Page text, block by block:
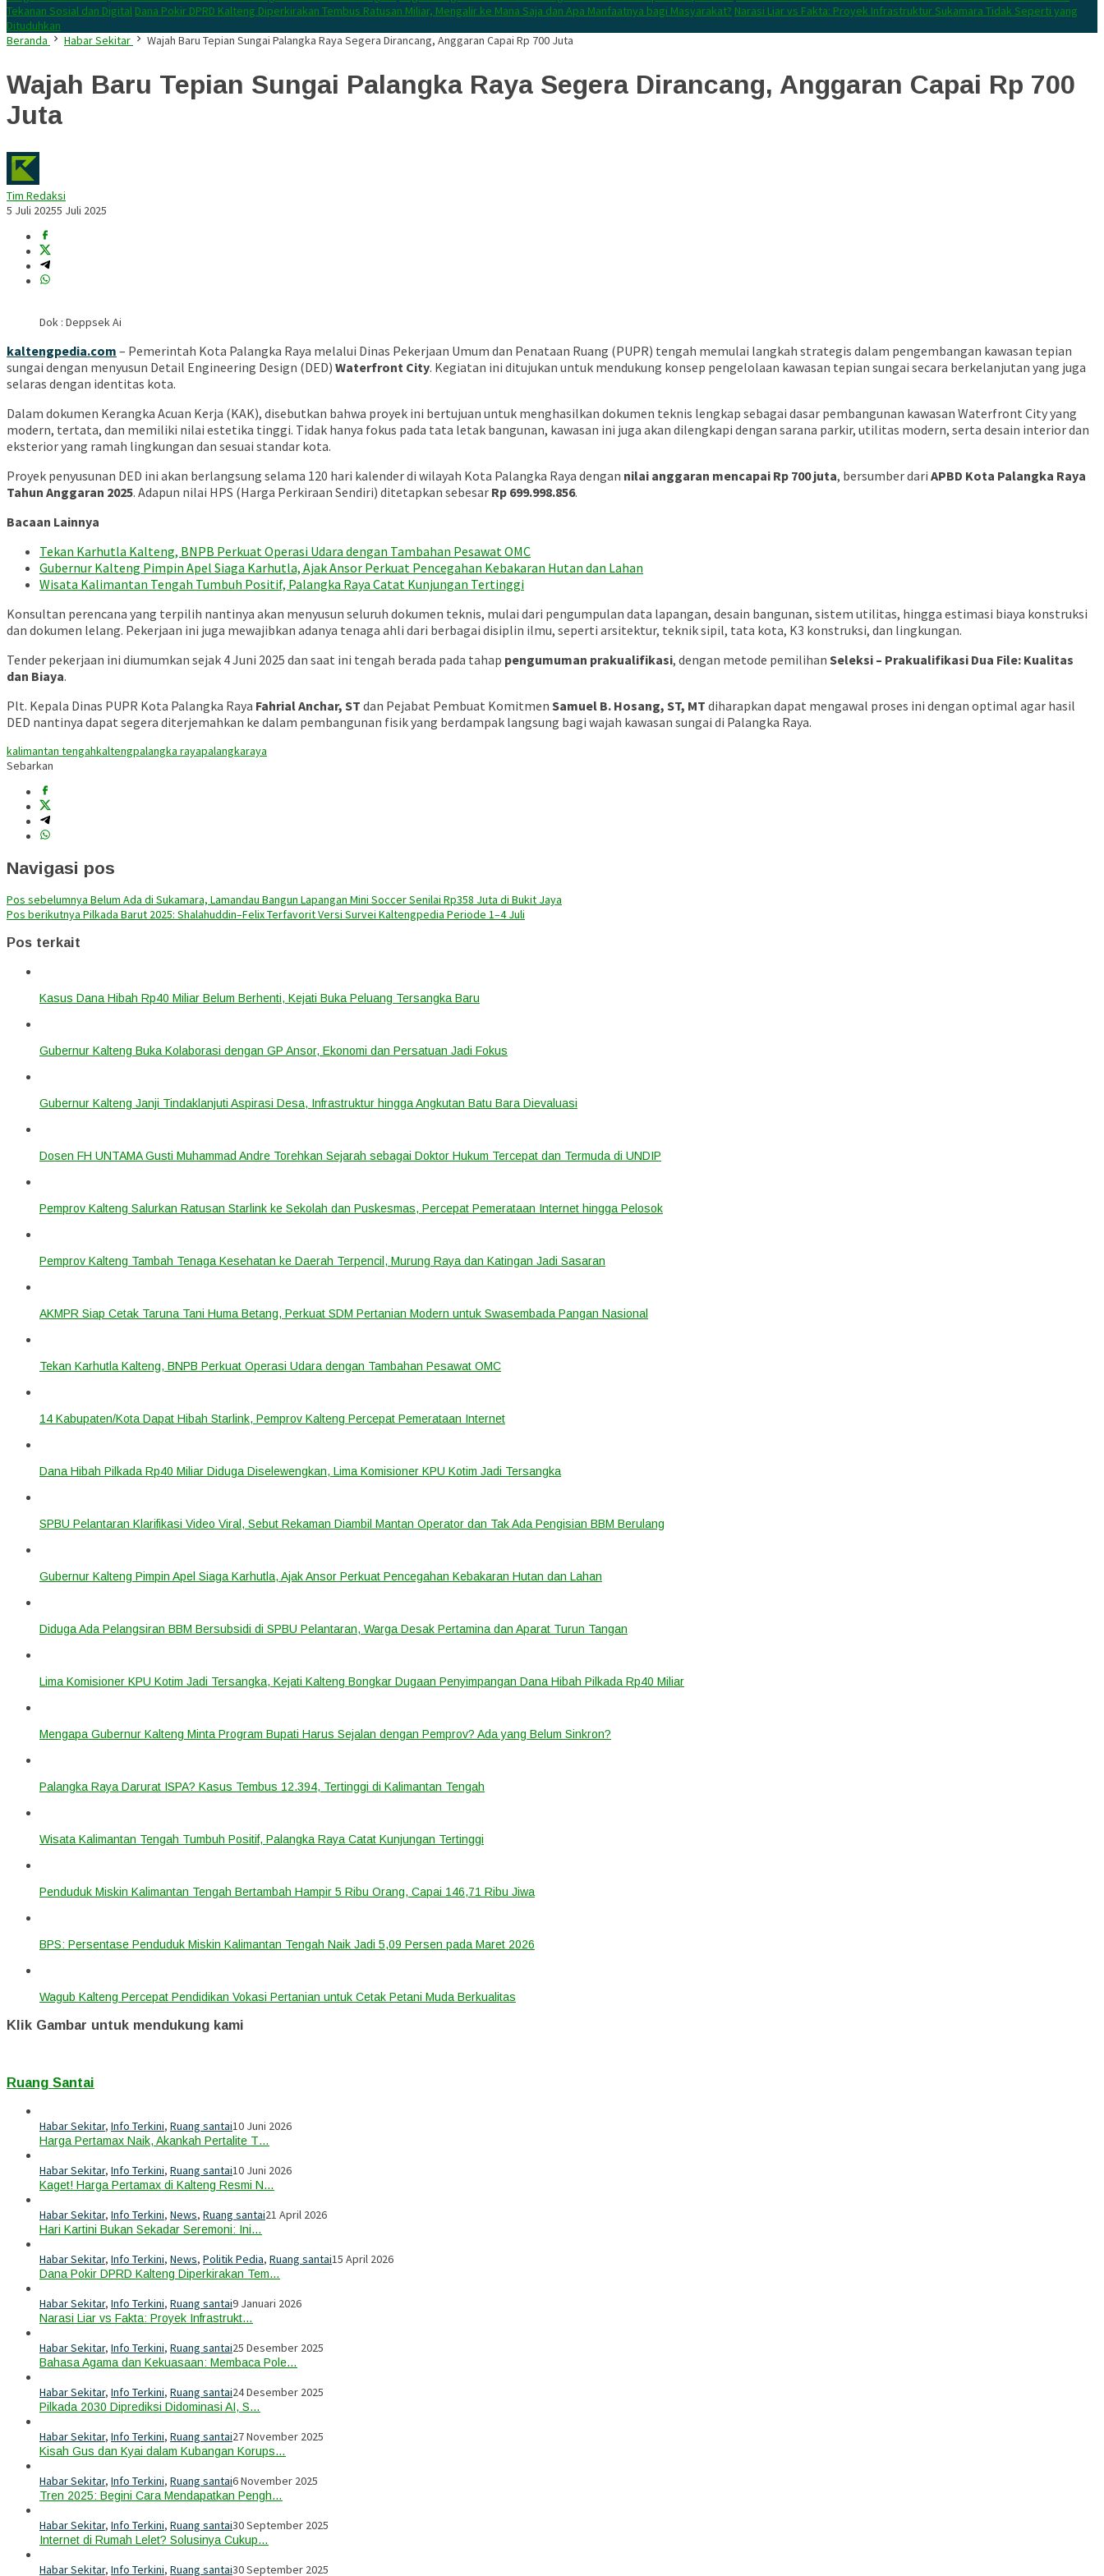
Tekanan Sosial dan Digital Dana Pokir DPRD Kalteng Diperkirakan Tembus Ratusan Miliar, Mengalir ke Mana Saja dan Apa Manfaatnya bagi Masyarakat? Narasi Liar vs Fakta: Proyek Infrastruktur Sukamara Tidak Seperti yang
Dituduhkan
Beranda
Habar Sekitar Wajah Baru Tepian Sungai Palangka Raya Segera Dirancang, Anggaran Capai Rp 700 Juta
Wajah Baru Tepian Sungai Palangka Raya Segera Dirancang, Anggaran Capai Rp 700
Juta
Tim Redaksi
5 Juli 20255 Juli 2025
Dok : Deppsek Ai
kaltengpedia.com – Pemerintah Kota Palangka Raya melalui Dinas Pekerjaan Umum dan Penataan Ruang (PUPR) tengah memulai langkah strategis dalam pengembangan kawasan tepian
sungai dengan menyusun Detail Engineering Design (DED) Waterfront City. Kegiatan ini ditujukan untuk mendukung konsep pengelolaan kawasan tepian sungai secara berkelanjutan yang juga
selaras dengan identitas kota.
Dalam dokumen Kerangka Acuan Kerja (KAK), disebutkan bahwa proyek ini bertujuan untuk menghasilkan dokumen teknis lengkap sebagai dasar pembangunan kawasan Waterfront City yang
modern, tertata, dan memiliki nilai estetika tinggi. Tidak hanya fokus pada tata letak bangunan, kawasan ini juga akan dilengkapi dengan sarana parkir, utilitas modern, serta desain interior dan
eksterior yang ramah lingkungan dan sesuai standar kota.
Proyek penyusunan DED ini akan berlangsung selama 120 hari kalender di wilayah Kota Palangka Raya dengan nilai anggaran mencapai Rp 700 juta, bersumber dari APBD Kota Palangka Raya
Tahun Anggaran 2025. Adapun nilai HPS (Harga Perkiraan Sendiri) ditetapkan sebesar Rp 699.998.856.
Bacaan Lainnya
Tekan Karhutla Kalteng, BNPB Perkuat Operasi Udara dengan Tambahan Pesawat OMC
Gubernur Kalteng Pimpin Apel Siaga Karhutla, Ajak Ansor Perkuat Pencegahan Kebakaran Hutan dan Lahan
Wisata Kalimantan Tengah Tumbuh Positif, Palangka Raya Catat Kunjungan Tertinggi
Konsultan perencana yang terpilih nantinya akan menyusun seluruh dokumen teknis, mulai dari pengumpulan data lapangan, desain bangunan, sistem utilitas, hingga estimasi biaya konstruksi
dan dokumen lelang. Pekerjaan ini juga mewajibkan adanya tenaga ahli dari berbagai disiplin ilmu, seperti arsitektur, teknik sipil, tata kota, K3 konstruksi, dan lingkungan.
Tender pekerjaan ini diumumkan sejak 4 Juni 2025 dan saat ini tengah berada pada tahap pengumuman prakualifikasi, dengan metode pemilihan Seleksi – Prakualifikasi Dua File: Kualitas
dan Biaya.
Plt. Kepala Dinas PUPR Kota Palangka Raya Fahrial Anchar, ST dan Pejabat Pembuat Komitmen Samuel B. Hosang, ST, MT diharapkan dapat mengawal proses ini dengan optimal agar hasil
DED nantinya dapat segera diterjemahkan ke dalam pembangunan fisik yang berdampak langsung bagi wajah kawasan sungai di Palangka Raya.
kalimantan tengahkaltengpalangka rayapalangkaraya
Sebarkan
Navigasi pos
Pos sebelumnya Belum Ada di Sukamara, Lamandau Bangun Lapangan Mini Soccer Senilai Rp358 Juta di Bukit Jaya
Pos berikutnya Pilkada Barut 2025: Shalahuddin–Felix Terfavorit Versi Survei Kaltengpedia Periode 1–4 Juli
Pos terkait
Kasus Dana Hibah Rp40 Miliar Belum Berhenti, Kejati Buka Peluang Tersangka Baru
Gubernur Kalteng Buka Kolaborasi dengan GP Ansor, Ekonomi dan Persatuan Jadi Fokus
Gubernur Kalteng Janji Tindaklanjuti Aspirasi Desa, Infrastruktur hingga Angkutan Batu Bara Dievaluasi
Dosen FH UNTAMA Gusti Muhammad Andre Torehkan Sejarah sebagai Doktor Hukum Tercepat dan Termuda di UNDIP
Pemprov Kalteng Salurkan Ratusan Starlink ke Sekolah dan Puskesmas, Percepat Pemerataan Internet hingga Pelosok
Pemprov Kalteng Tambah Tenaga Kesehatan ke Daerah Terpencil, Murung Raya dan Katingan Jadi Sasaran
AKMPR Siap Cetak Taruna Tani Huma Betang, Perkuat SDM Pertanian Modern untuk Swasembada Pangan Nasional
Tekan Karhutla Kalteng, BNPB Perkuat Operasi Udara dengan Tambahan Pesawat OMC
14 Kabupaten/Kota Dapat Hibah Starlink, Pemprov Kalteng Percepat Pemerataan Internet
Dana Hibah Pilkada Rp40 Miliar Diduga Diselewengkan, Lima Komisioner KPU Kotim Jadi Tersangka
SPBU Pelantaran Klarifikasi Video Viral, Sebut Rekaman Diambil Mantan Operator dan Tak Ada Pengisian BBM Berulang
Gubernur Kalteng Pimpin Apel Siaga Karhutla, Ajak Ansor Perkuat Pencegahan Kebakaran Hutan dan Lahan
Diduga Ada Pelangsiran BBM Bersubsidi di SPBU Pelantaran, Warga Desak Pertamina dan Aparat Turun Tangan
Lima Komisioner KPU Kotim Jadi Tersangka, Kejati Kalteng Bongkar Dugaan Penyimpangan Dana Hibah Pilkada Rp40 Miliar
Mengapa Gubernur Kalteng Minta Program Bupati Harus Sejalan dengan Pemprov? Ada yang Belum Sinkron?
Palangka Raya Darurat ISPA? Kasus Tembus 12.394, Tertinggi di Kalimantan Tengah
Wisata Kalimantan Tengah Tumbuh Positif, Palangka Raya Catat Kunjungan Tertinggi
Penduduk Miskin Kalimantan Tengah Bertambah Hampir 5 Ribu Orang, Capai 146,71 Ribu Jiwa
BPS: Persentase Penduduk Miskin Kalimantan Tengah Naik Jadi 5,09 Persen pada Maret 2026
Wagub Kalteng Percepat Pendidikan Vokasi Pertanian untuk Cetak Petani Muda Berkualitas
Klik Gambar untuk mendukung kami
Ruang Santai
Habar Sekitar, Info Terkini, Ruang santai10 Juni 2026
Harga Pertamax Naik, Akankah Pertalite T…
Habar Sekitar, Info Terkini, Ruang santai10 Juni 2026
Kaget! Harga Pertamax di Kalteng Resmi N…
Habar Sekitar, Info Terkini, News, Ruang santai21 April 2026
Hari Kartini Bukan Sekadar Seremoni: Ini…
Habar Sekitar, Info Terkini, News, Politik Pedia, Ruang santai15 April 2026
Dana Pokir DPRD Kalteng Diperkirakan Tem…
Habar Sekitar, Info Terkini, Ruang santai9 Januari 2026
Narasi Liar vs Fakta: Proyek Infrastrukt…
Habar Sekitar, Info Terkini, Ruang santai25 Desember 2025
Bahasa Agama dan Kekuasaan: Membaca Pole…
Habar Sekitar, Info Terkini, Ruang santai24 Desember 2025
Pilkada 2030 Diprediksi Didominasi AI, S…
Habar Sekitar, Info Terkini, Ruang santai27 November 2025
Kisah Gus dan Kyai dalam Kubangan Korups…
Habar Sekitar, Info Terkini, Ruang santai6 November 2025
Tren 2025: Begini Cara Mendapatkan Pengh…
Habar Sekitar, Info Terkini, Ruang santai30 September 2025
Internet di Rumah Lelet? Solusinya Cukup…
Habar Sekitar, Info Terkini, Ruang santai30 September 2025